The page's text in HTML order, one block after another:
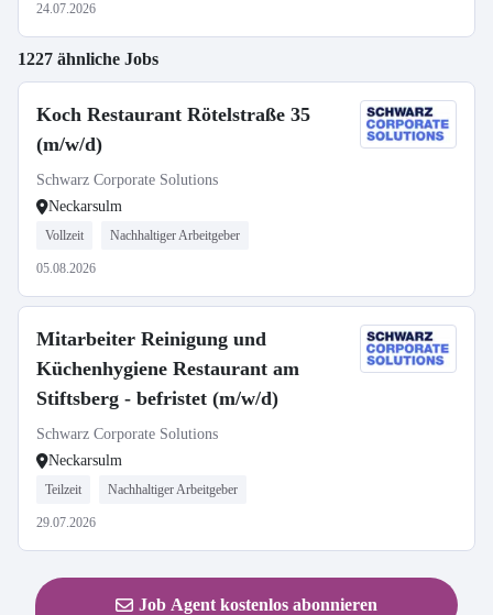
24.07.2026
1227 ähnliche Jobs
Koch Restaurant Rötelstraße 35
(m/w/d)
Schwarz Corporate Solutions
Neckarsulm
Vollzeit Nachhaltiger Arbeitgeber
05.08.2026
Mitarbeiter Reinigung und
Küchenhygiene Restaurant am
Stiftsberg - befristet (m/w/d)
Schwarz Corporate Solutions
Neckarsulm
Teilzeit Nachhaltiger Arbeitgeber
29.07.2026
Job Agent kostenlos abonnieren